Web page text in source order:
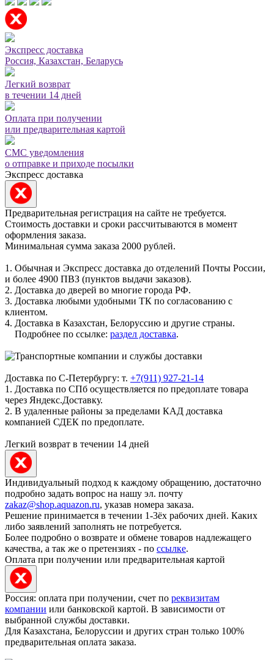
Экспресс доставка
Россия, Казахстан, Беларусь
Легкий возврат
в течении 14 дней
Оплата при получении
или предварительная картой
СМС уведомления
о отправке и приходе посылки
Экспресс доставка
Предварительная регистрация на сайте не требуется.
Стоимость доставки и сроки рассчитываются в момент
оформления заказа.
Минимальная сумма заказа 2000 рублей.
1. Обычная и Экспресс доставка до отделений Почты России,
и более 4900 ПВЗ (пунктов выдачи заказов).
2. Доставка до дверей во многие города РФ.
3. Доставка любыми удобными ТК по согласованию с
клиентом.
4. Доставка в Казахстан, Белоруссию и другие страны.
Подробнее по ссылке: раздел доставка.
Доставка по С-Петербургу: т. +7(911) 927-21-14
1. Доставка по СПб осуществляется по предоплате товара
через Яндекс.Доставку.
2. В удаленные районы за пределами КАД доставка
компанией СДЕК по предоплате.
Легкий возврат в течении 14 дней
Индивидуальный подход к каждому обращению, достаточно
подробно задать вопрос на нашу эл. почту
zakaz@shop.aquazon.ru, указав номера заказа.
Решение принимается в течении 1-3ёх рабочих дней. Каких
либо заявлений заполнять не потребуется.
Более подробно о возврате и обмене товаров надлежащего
качества, а так же о претензиях - по ссылке.
Оплата при получении или предварительная картой
Россия: оплата при получении, счет по реквизитам
компании или банковской картой. В зависимости от
выбранной службы доставки.
Для Казахстана, Белоруссии и других стран только 100%
предварительная оплата заказа.